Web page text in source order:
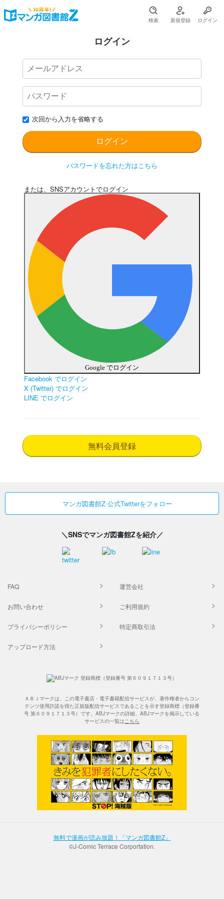
検索 新規登録 ログイン
ログイン
次回から入力を省略する
パスワードを忘れた方はこちら
または、SNSアカウントでログイン
Google でログイン
Facebook でログイン
X (Twitter) でログイン
LINE でログイン
無料会員登録
マンガ図書館Z 公式Twitterをフォロー
＼SNSでマンガ図書館Zを紹介／
FAQ 運営会社
お問い合わせ ご利用規約
プライバシーポリシー 特定商取引法
アップロード方法
ＡＢＪマークは、この電子書店・電子書籍配信サービスが、著作権者からコン
テンツ使用許諾を得た正規版配信サービスであることを示す登録商標（登録番
号 第６０９１７１３号）です。ABJマークの詳細、ABJマークを掲示している
サービスの一覧はこちら
無料で漫画が読み放題！「マンガ図書館Z」
©J-Comic Terrace Corportation.